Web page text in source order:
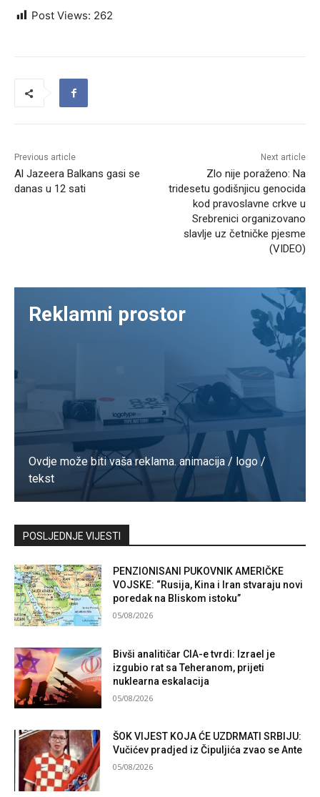
Post Views: 262
Previous article
Al Jazeera Balkans gasi se
danas u 12 sati
Next article
Zlo nije poraženo: Na
tridesetu godišnjicu genocida
kod pravoslavne crkve u
Srebrenici organizovano
slavlje uz četničke pjesme
(VIDEO)
Reklamni prostor
Ovdje može biti vaša reklama. animacija / logo /
tekst
Kontaktirajte nas
POSLJEDNJE VIJESTI
PENZIONISANI PUKOVNIK AMERIČKE
VOJSKE: “Rusija, Kina i Iran stvaraju novi
poredak na Bliskom istoku”
05/08/2026
Bivši analitičar CIA-e tvrdi: Izrael je
izgubio rat sa Teheranom, prijeti
nuklearna eskalacija
05/08/2026
ŠOK VIJEST KOJA ĆE UZDRMATI SRBIJU:
Vučićev pradjed iz Čipuljića zvao se Ante
05/08/2026